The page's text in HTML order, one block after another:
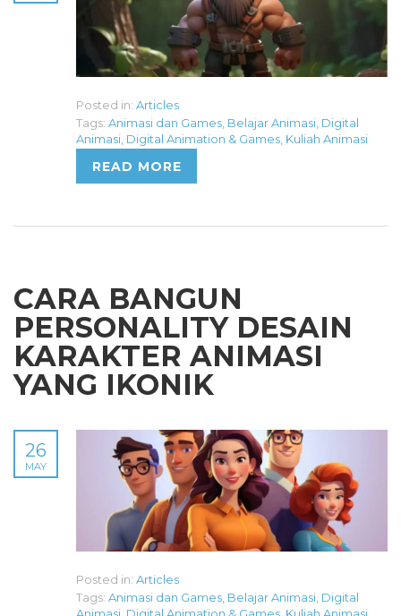
Posted in: Articles
Tags: Animasi dan Games Belajar Animasi Digital
Animasi Digital Animation & Games Kuliah Animasi
READ MORE
CARA BANGUN
PERSONALITY DESAIN
KARAKTER ANIMASI
YANG IKONIK
26
MAY
Posted in: Articles
Tags: Animasi dan Games Belajar Animasi Digital
Animasi Digital Animation & Games Kuliah Animasi